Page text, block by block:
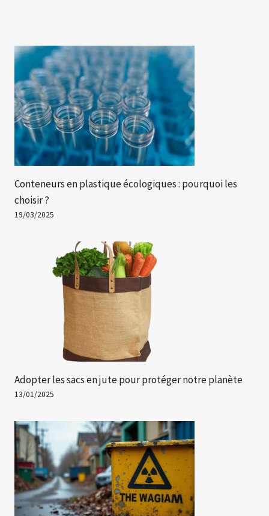
Conteneurs en plastique écologiques : pourquoi les
choisir ?
19/03/2025
Adopter les sacs en jute pour protéger notre planète
13/01/2025